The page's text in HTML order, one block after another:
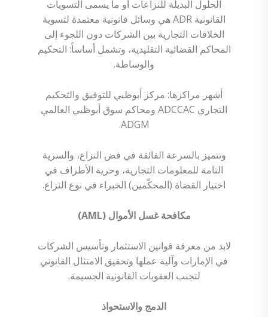
الحلول البديلة للنزاعات أو ما يسمى التسويات
القانونية ADR هي وسائل قانونية معتمدة لتسوية
الخلافات التجارية بين الشركات دون اللجوء إلى
المحاكم القضائية التقليدية، وتشمل أساساً: التحكيم
والوساطة.
أشهر مراكزها: مركز أبوظبي للتوفيق والتحكيم
التجاري ADCCAC ومحاكم سوق أبوظبي العالمي
ADGM.
وتتميز بالسرعة الفائقة في فض النزاع، والسرية
التامة للمعلومات التجارية، وحرية الأطراف في
اختيار القضاة (المحكّمين) الخبراء في نوع النزاع.
مكافحة غسل الأموال (AML)
لابد من معرفة قوانين الاستثمار وتأسيس الشركات
في الإمارات وآلية عملها وتحقيق الامتثال القانوني
لتجنب العقوبات القانونية الجسيمة.
الدمج والاستحواذ